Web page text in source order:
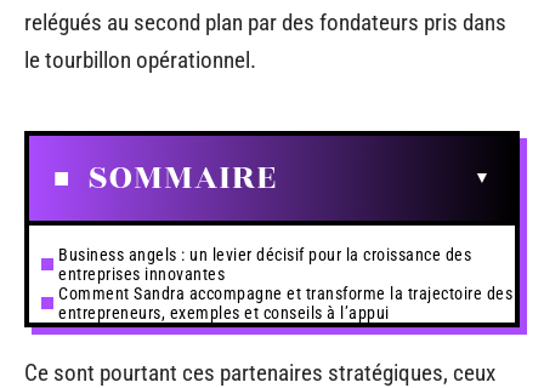
relégués au second plan par des fondateurs pris dans
le tourbillon opérationnel.
SOMMAIRE
Business angels : un levier décisif pour la croissance des
entreprises innovantes
Comment Sandra accompagne et transforme la trajectoire des
entrepreneurs, exemples et conseils à l’appui
Ce sont pourtant ces partenaires stratégiques, ceux